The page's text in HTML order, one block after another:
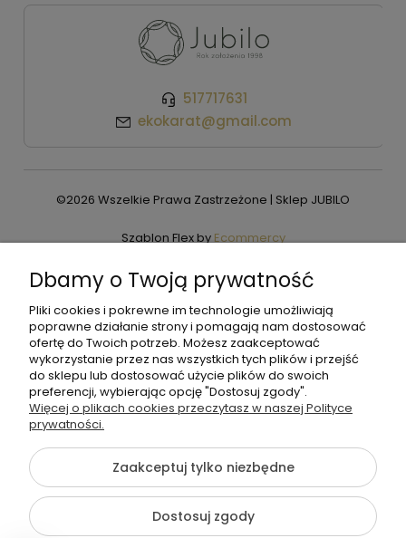
517717631
ekokarat@gmail.com
©2026 Wszelkie Prawa Zastrzeżone | Sklep JUBILO
Szablon Flex byEcommercy
Pokaż pełną wersję strony
Dbamy o Twoją prywatność
Pliki cookies i pokrewne im technologie umożliwiają
poprawne działanie strony i pomagają nam dostosować
ofertę do Twoich potrzeb. Możesz zaakceptować
wykorzystanie przez nas wszystkich tych plików i przejść
do sklepu lub dostosować użycie plików do swoich
preferencji, wybierając opcję "Dostosuj zgody".
Więcej o plikach cookies przeczytasz w naszej Polityce
prywatności.
Zaakceptuj tylko niezbędne
Dostosuj zgody